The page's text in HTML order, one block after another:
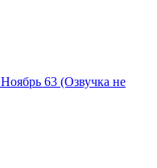
Ноябрь 63 (Озвучка не